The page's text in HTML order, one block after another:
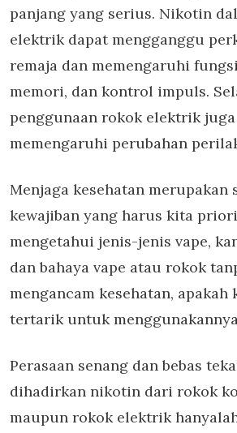
panjang yang serius. Nikotin
elektrik dapat mengganggu
remaja dan memengaruhi
memori, dan kontrol impuls.
penggunaan rokok elektrik
memengaruhi perubahan
Menjaga kesehatan merupakan
kewajiban yang harus kita
mengetahui jenis-jenis vape,
dan bahaya vape atau rokok
mengancam kesehatan, apakah
tertarik untuk
Perasaan senang dan bebas
dihadirkan nikotin dari rokok
maupun rokok elektrik